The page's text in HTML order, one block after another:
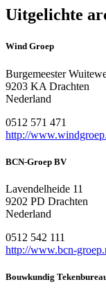
Uitgelichte
Wind Groep
Burgemeester
9203 KA Drachten
Nederland
0512 571 471
http://
BCN-Groep BV
Lavendelheide 11
9202 PD Drachten
Nederland
0512 542 111
http://www.bcn-
Bouwkundig